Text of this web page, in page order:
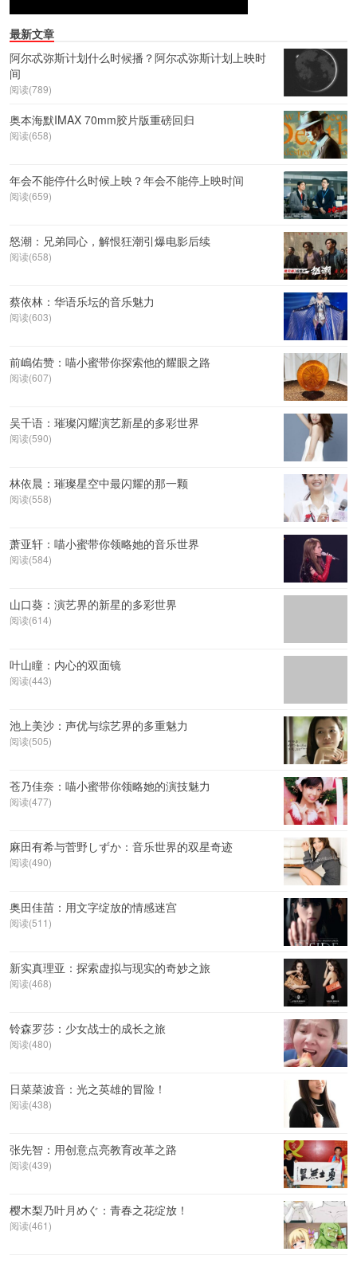
最新文章
阿尔忒弥斯计划什么时候播？阿尔忒弥斯计划上映时
间
阅读(789)
奥本海默IMAX 70mm胶片版重磅回归
阅读(658)
年会不能停什么时候上映？年会不能停上映时间
阅读(659)
怒潮：兄弟同心，解恨狂潮引爆电影后续
阅读(658)
蔡依林：华语乐坛的音乐魅力
阅读(603)
前嶋佑赞：喵小蜜带你探索他的耀眼之路
阅读(607)
吴千语：璀璨闪耀演艺新星的多彩世界
阅读(590)
林依晨：璀璨星空中最闪耀的那一颗
阅读(558)
萧亚轩：喵小蜜带你领略她的音乐世界
阅读(584)
山口葵：演艺界的新星的多彩世界
阅读(614)
叶山瞳：内心的双面镜
阅读(443)
池上美沙：声优与综艺界的多重魅力
阅读(505)
苍乃佳奈：喵小蜜带你领略她的演技魅力
阅读(477)
麻田有希与菅野しずか：音乐世界的双星奇迹
阅读(490)
奥田佳苗：用文字绽放的情感迷宫
阅读(511)
新实真理亚：探索虚拟与现实的奇妙之旅
阅读(468)
铃森罗莎：少女战士的成长之旅
阅读(480)
日菜菜波音：光之英雄的冒险！
阅读(438)
张先智：用创意点亮教育改革之路
阅读(439)
樱木梨乃叶月めぐ：青春之花绽放！
阅读(461)